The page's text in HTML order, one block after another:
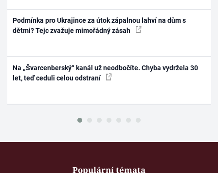
Podmínka pro Ukrajince za útok zápalnou lahví na dům s
dětmi? Tejc zvažuje mimořádný zásah
Na „Švarcenberský“ kanál už neodbočíte. Chyba vydržela 30
let, teď ceduli celou odstraní
Populární témata